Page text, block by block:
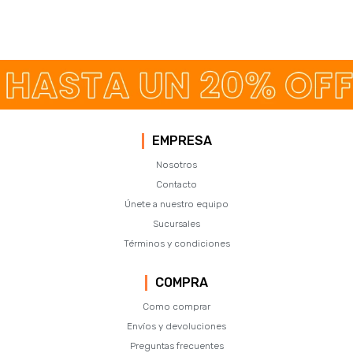
EMPRESA
Nosotros
Contacto
Únete a nuestro equipo
Sucursales
Términos y condiciones
COMPRA
Como comprar
Envíos y devoluciones
Preguntas frecuentes